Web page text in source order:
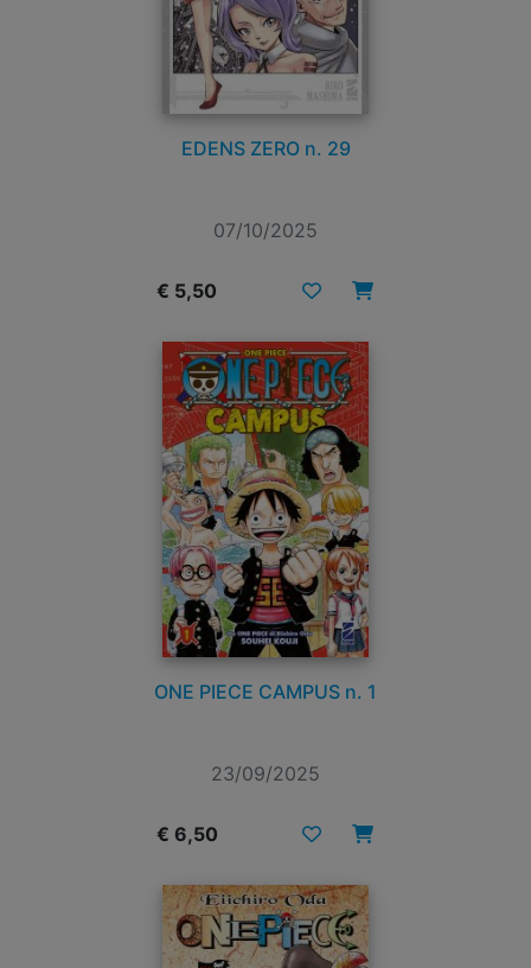
EDENS ZERO n. 29
07/10/2025
€ 5,50
ONE PIECE CAMPUS n. 1
23/09/2025
€ 6,50